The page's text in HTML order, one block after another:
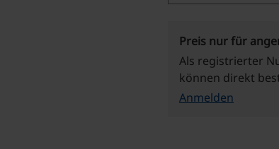
Preis nur für
Als registrierter
können direkt
Anmelden